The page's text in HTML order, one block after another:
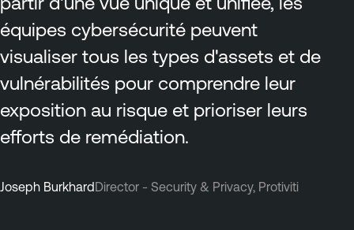
équipes cybersécurité peuvent
visualiser tous les types d'assets et de
vulnérabilités pour comprendre leur
exposition au risque et prioriser leurs
efforts de remédiation.
Joseph BurkhardDirector - Security & Privacy, Protiviti